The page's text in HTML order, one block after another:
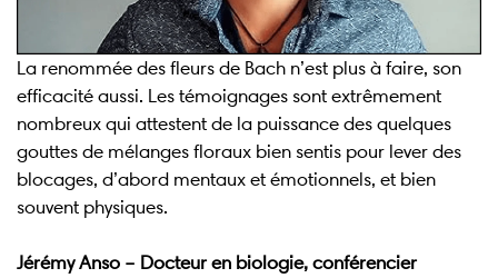
La renommée des fleurs de Bach n’est plus à faire, son
efficacité aussi. Les témoignages sont extrêmement
nombreux qui attestent de la puissance des quelques
gouttes de mélanges floraux bien sentis pour lever des
blocages, d’abord mentaux et émotionnels, et bien
souvent physiques.
Jérémy Anso – Docteur en biologie, conférencier